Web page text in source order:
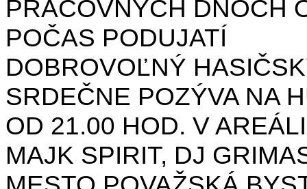
PRACOVNÝCH DŇOCH
POČAS PODUJATÍ
DOBROVOĽNÝ
SRDEČNE POZÝVA NA
OD 21.00 HOD. V
MAJK SPIRIT, DJ